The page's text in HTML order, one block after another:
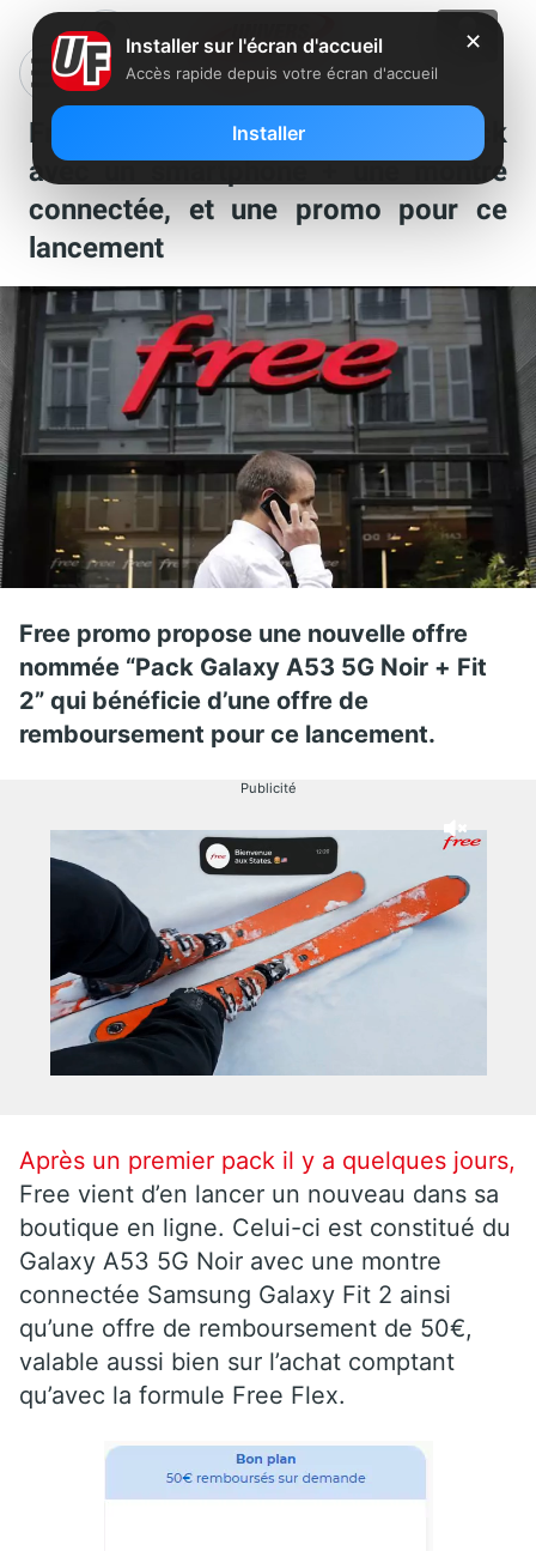
Free Mobile lance un nouveau pack
avec un smartphone + une montre
connectée, et une promo pour ce
lancement
Free promo propose une nouvelle offre
nommée “Pack Galaxy A53 5G Noir + Fit
2” qui bénéficie d’une offre de
remboursement pour ce lancement.
Publicité
Après un premier pack il y a quelques jours,
Free vient d’en lancer un nouveau dans sa
boutique en ligne. Celui-ci est constitué du
Galaxy A53 5G Noir avec une montre
connectée Samsung Galaxy Fit 2 ainsi
qu’une offre de remboursement de 50€,
valable aussi bien sur l’achat comptant
qu’avec la formule Free Flex.
✕
Installer sur l'écran d'accueil
Accès rapide depuis votre écran d'accueil
Installer